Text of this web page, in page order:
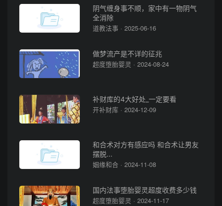
阴气缠身事不顺，家中有一物阴气
全消除
道教法事 · 2025-06-16
做梦流产是不详的征兆
超度堕胎婴灵 · 2024-08-24
补财库的4大好处_一定要看
开补财库 · 2024-12-09
和合术对方有感应吗 和合术让男友
摆脱...
姻缘和合 · 2024-11-08
国内法事堕胎婴灵超度收费多少钱
超度堕胎婴灵 · 2024-11-17